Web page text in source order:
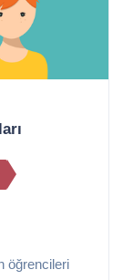
öğrencileri